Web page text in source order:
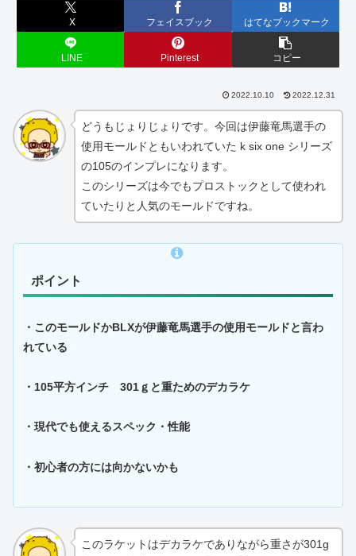
X フェイスブック はてなブックマーク
LINE Pinterest コピー
2022.10.10 2022.12.31
どうもじょりじょりです。今回は伊藤竜馬選手の
使用モールドともいわれていた k six one シリーズ
の105のインプレになります。
このシリーズは今でもプロストックとして使われ
ていたりと人気のモールドですね。
ポイント
・このモールドかBLXが伊藤竜馬選手の使用モールドと言わ
れている
・105平方インチ 301ｇと重ためのデカラケ
・現代でも使えるスペック・性能
・初心者の方には向かないかも
このラケットはデカラケでありながら重さが301g